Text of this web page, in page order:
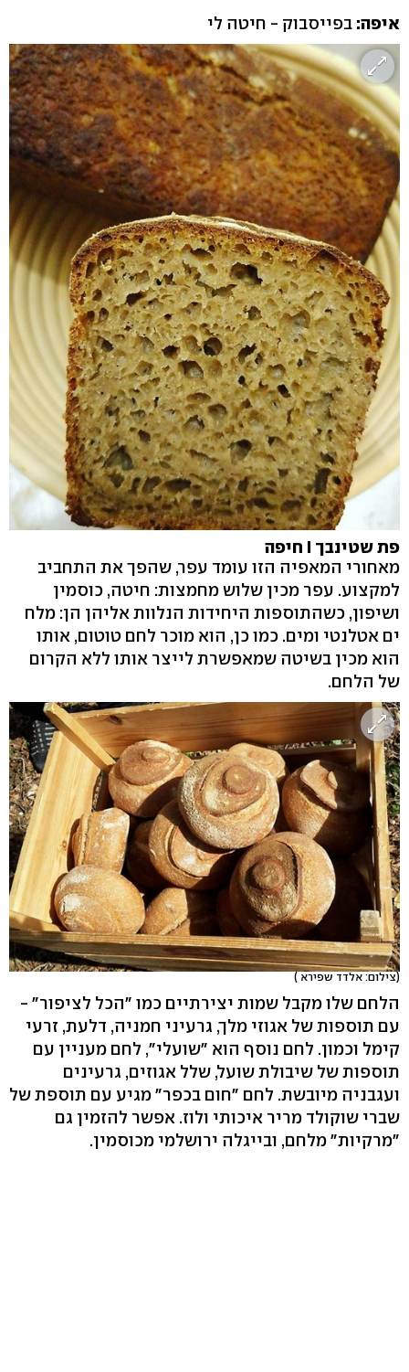
איפה: בפייסבוק - חיטה לי
פת שטינבך I חיפה
מאחורי המאפיה הזו עומד עפר, שהפך את התחביב
למקצוע. עפר מכין שלוש מחמצות: חיטה, כוסמין
ושיפון, כשהתוספות היחידות הנלוות אליהן הן: מלח
ים אטלנטי ומים. כמו כן, הוא מוכר לחם טוטום, אותו
הוא מכין בשיטה שמאפשרת לייצר אותו ללא הקרום
של הלחם.
(צילום: אלדד שפירא )
הלחם שלו מקבל שמות יצירתיים כמו "הכל לציפור" -
עם תוספות של אגוזי מלך, גרעיני חמניה, דלעת, זרעי
קימל וכמון. לחם נוסף הוא "שועלי", לחם מעניין עם
תוספות של שיבולת שועל, שלל אגוזים, גרעינים
ועגבניה מיובשת. לחם "חום בכפר" מגיע עם תוספת של
שברי שוקולד מריר איכותי ולוז. אפשר להזמין גם
"מרקיות" מלחם, ובייגלה ירושלמי מכוסמין.